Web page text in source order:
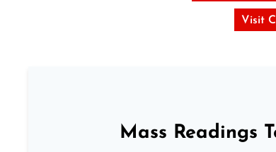
Visit
Mass Readings